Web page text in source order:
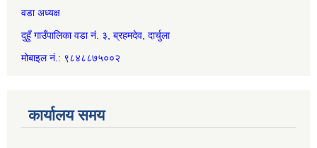
वडा अध्यक्ष
दुहुँ गाउँपालिका वडा नं. ३, ब्रहमदेव, दार्चुला
मोबाइल नं.: ९८४८८७५००२
कार्यालय समय